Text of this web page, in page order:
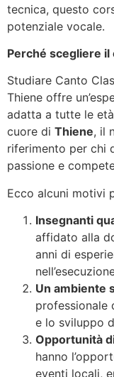
tecnica, questo
potenziale vocale.
Perché scegliere il
Studiare Canto
Thiene offre
adatta a tutte le
cuore di Thiene, il
riferimento per chi
passione e
Ecco alcuni motivi
Insegnanti
affidato alla
anni di
Un ambiente
professionale
e lo sviluppo
Opportunità
hanno
eventi locali,